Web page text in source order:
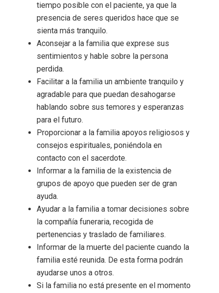
tiempo posible con el paciente, ya que la
presencia de seres queridos hace que se
sienta más tranquilo.
Aconsejar a la familia que exprese sus
sentimientos y hable sobre la persona
perdida.
Facilitar a la familia un ambiente tranquilo y
agradable para que puedan desahogarse
hablando sobre sus temores y esperanzas
para el futuro.
Proporcionar a la familia apoyos religiosos y
consejos espirituales, poniéndola en
contacto con el sacerdote.
Informar a la familia de la existencia de
grupos de apoyo que pueden ser de gran
ayuda.
Ayudar a la familia a tomar decisiones sobre
la compañía funeraria, recogida de
pertenencias y traslado de familiares.
Informar de la muerte del paciente cuando la
familia esté reunida. De esta forma podrán
ayudarse unos a otros.
Si la familia no está presente en el momento